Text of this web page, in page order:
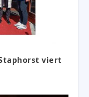
viert